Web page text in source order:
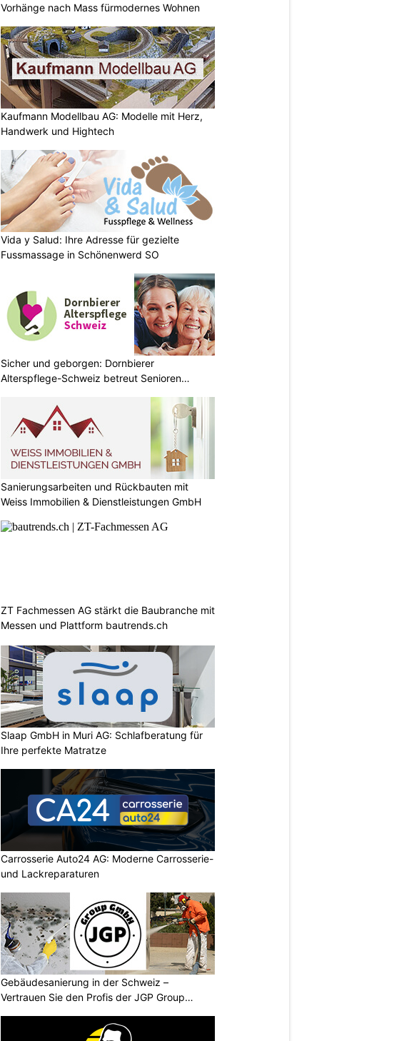
Vorhänge nach Mass fürmodernes Wohnen
Kaufmann Modellbau AG: Modelle mit Herz,
Handwerk und Hightech
Vida y Salud: Ihre Adresse für gezielte
Fussmassage in Schönenwerd SO
Sicher und geborgen: Dornbierer
Alterspflege-Schweiz betreut Senioren
Sanierungsarbeiten und Rückbauten mit
Weiss Immobilien & Dienstleistungen GmbH
ZT Fachmessen AG stärkt die Baubranche mit
Messen und Plattform bautrends.ch
Slaap GmbH in Muri AG: Schlafberatung für
Ihre perfekte Matratze
Carrosserie Auto24 AG: Moderne Carrosserie-
und Lackreparaturen
Gebäudesanierung in der Schweiz –
Vertrauen Sie den Profis der JGP Group